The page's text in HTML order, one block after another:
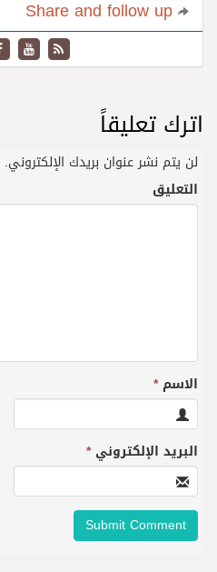
اترك تعليقاً
لن يتم نشر عنوان بريدك الإلكتروني.
التعليق
الاسم*
البريد الإلكتروني*